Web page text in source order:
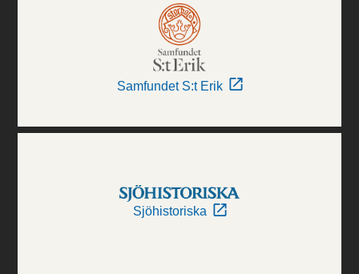
Samfundet S:t Erik
Sjöhistoriska